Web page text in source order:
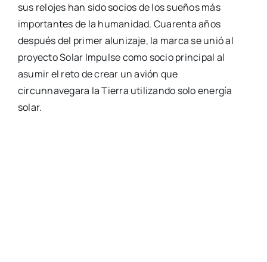
sus relojes han sido socios de los sueños más
importantes de la humanidad. Cuarenta años
después del primer alunizaje, la marca se unió al
proyecto Solar Impulse como socio principal al
asumir el reto de crear un avión que
circunnavegara la Tierra utilizando solo energía
solar.